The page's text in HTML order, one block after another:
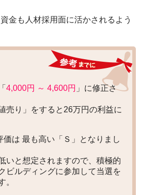
金も人材採用面に活かされるよう
4,000円 ～ 4,600円 」に修正さ
売り」をすると 26万円の利益に
価は 最も高い「Ｓ」
となりまし
いと想定されますので、積極的
ビルディングに参加して当選を
。